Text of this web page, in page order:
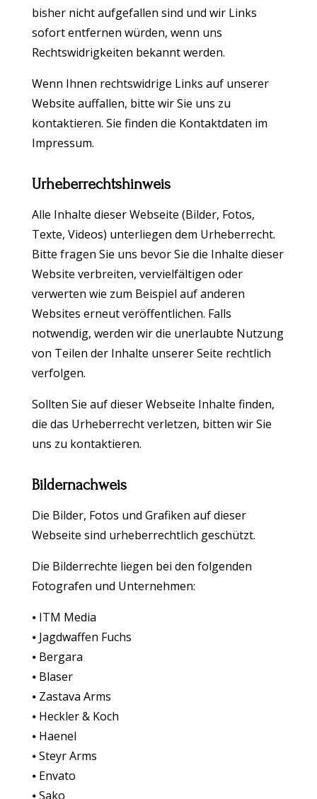
bisher nicht aufgefallen sind und wir Links
sofort entfernen würden, wenn uns
Rechtswidrigkeiten bekannt werden.
Wenn Ihnen rechtswidrige Links auf unserer
Website auffallen, bitte wir Sie uns zu
kontaktieren. Sie finden die Kontaktdaten im
Impressum.
Urheberrechtshinweis
Alle Inhalte dieser Webseite (Bilder, Fotos,
Texte, Videos) unterliegen dem Urheberrecht.
Bitte fragen Sie uns bevor Sie die Inhalte dieser
Website verbreiten, vervielfältigen oder
verwerten wie zum Beispiel auf anderen
Websites erneut veröffentlichen. Falls
notwendig, werden wir die unerlaubte Nutzung
von Teilen der Inhalte unserer Seite rechtlich
verfolgen.
Sollten Sie auf dieser Webseite Inhalte finden,
die das Urheberrecht verletzen, bitten wir Sie
uns zu kontaktieren.
Bildernachweis
Die Bilder, Fotos und Grafiken auf dieser
Webseite sind urheberrechtlich geschützt.
Die Bilderrechte liegen bei den folgenden
Fotografen und Unternehmen:
⦁ ITM Media
⦁ Jagdwaffen Fuchs
⦁ Bergara
⦁ Blaser
⦁ Zastava Arms
⦁ Heckler & Koch
⦁ Haenel
⦁ Steyr Arms
⦁ Envato
⦁ Sako